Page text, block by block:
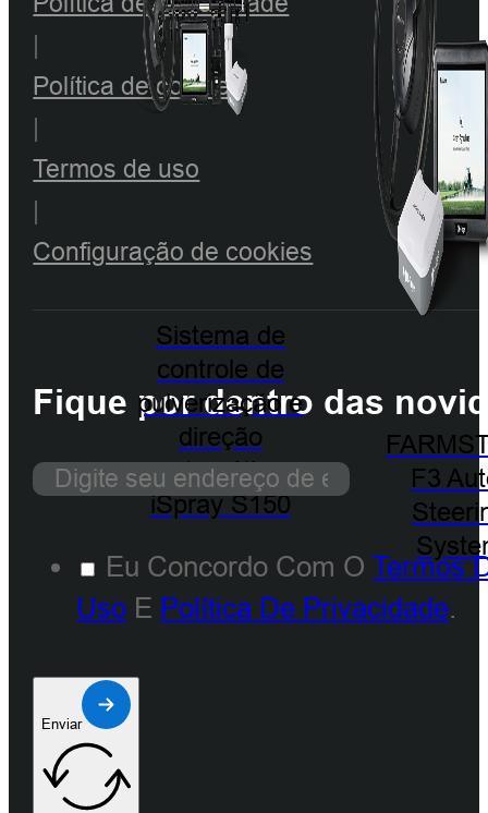
Sistema de
controle de
pulverização e
direção
automática
iSpray S150
F3
Política de cookies
Termos de uso
Configuração de cookies
Fique por dentro das
Eu Concordo Com OTermos
Uso E Política De Privacidade.
Enviar